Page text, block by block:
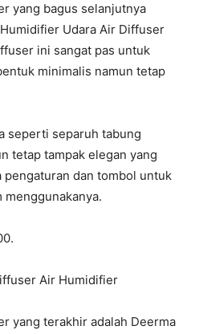
yang bagus selanjutnya
Udara Air Diffuser
ini sangat pas untuk
minimalis namun tetap
seperti separuh tabung
tetap tampak elegan yang
dan tombol untuk
menggunakanya.
Air Humidifier
yang terakhir adalah Deerma